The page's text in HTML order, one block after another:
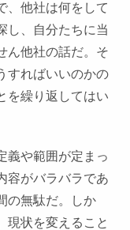
、他社は何をして
し、自分たちに当
ん他社の話だ。そ
すればいいのかの
を繰り返してはい
義や範囲が定まっ
容がバラバラであ
の無駄だ。しか
現状を変えること